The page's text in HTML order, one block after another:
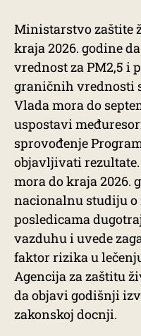
Ministarstvo zaštite
kraja 2026. godine
vrednost za PM2,5 i
graničnih vrednosti
Vlada mora do
uspostavi
sprovođenje
objavljivati
mora do kraja 2026.
nacionalnu studiju
posledicama
vazduhu i uvede
faktor rizika u
Agencija za zaštitu
da objavi godišnji
zakonskoj docnji.